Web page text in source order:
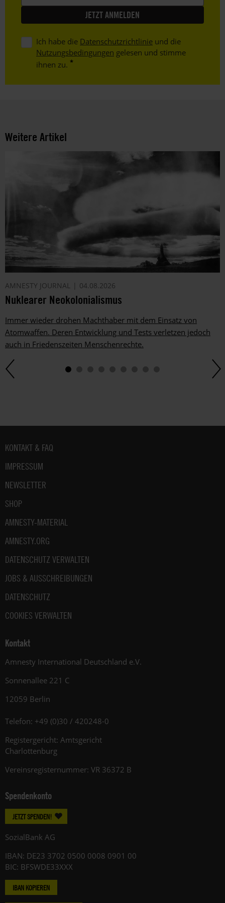
Ich habe die Datenschutzrichtlinie und die
Nutzungsbedingungen gelesen und stimme
ihnen zu.
Weitere Artikel
AMNESTY JOURNAL 04.08.2026
Nuklearer Neokolonialismus
Immer wieder drohen Machthaber mit dem Einsatz von
Atomwaffen. Deren Entwicklung und Tests verletzen jedoch
auch in Friedenszeiten Menschenrechte.
Fußbereich
KONTAKT & FAQ
IMPRESSUM
NEWSLETTER
SHOP
AMNESTY-MATERIAL
AMNESTY.ORG
DATENSCHUTZ VERWALTEN
JOBS & AUSSCHREIBUNGEN
DATENSCHUTZ
COOKIES VERWALTEN
Kontakt
Amnesty International Deutschland e.V.
Sonnenallee 221 C
12059 Berlin
Telefon: +49 (0)30 / 420248-0
Registergericht: Amtsgericht
Charlottenburg
Vereinsregisternummer: VR 36372 B
Spendenkonto
JETZT SPENDEN!
SozialBank AG
IBAN: DE23 3702 0500 0008 0901 00
BIC: BFSWDE33XXX
IBAN KOPIEREN